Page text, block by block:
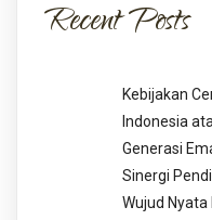
Recent Posts
Kebijakan
Indonesia
Generasi
Sinergi
Wujud